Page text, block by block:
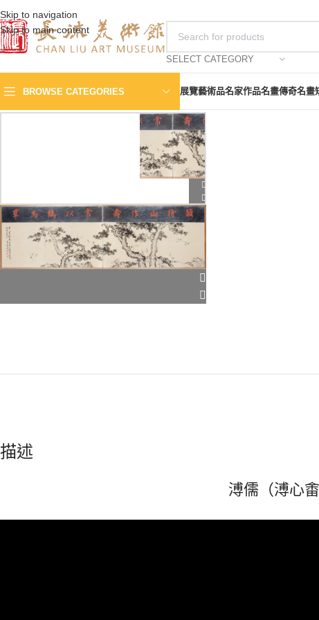
Skip to navigation
Skip to main content
SELECT CATEGORY
BROWSE CATEGORIES 展覽藝術品名家作品名畫傳奇名畫
描述
溥儒（溥心